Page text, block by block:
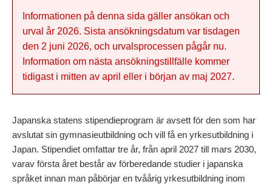
Informationen på denna sida gäller ansökan och
urval år 2026. Sista ansökningsdatum var tisdagen
den 2 juni 2026, och urvalsprocessen pågår nu.
Information om nästa ansökningstillfälle kommer
tidigast i mitten av april eller i början av maj 2027.
Japanska statens stipendieprogram är avsett för den som har
avslutat sin gymnasieutbildning och vill få en yrkesutbildning i
Japan. Stipendiet omfattar tre år, från april 2027 till mars 2030,
varav första året består av förberedande studier i japanska
språket innan man påbörjar en tvåårig yrkesutbildning inom